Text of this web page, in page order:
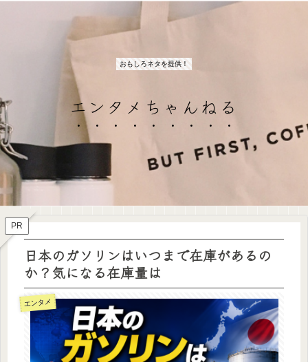
おもしろネタを提供！
エンタメちゃんねる
PR
日本のガソリンはいつまで在庫があるの
か？気になる在庫量は
エンタメ